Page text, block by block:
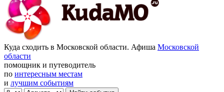
Куда сходить в Московской области. Афиша Московской
области
помощник и путеводитель
по интересным местам
и лучшим событиям